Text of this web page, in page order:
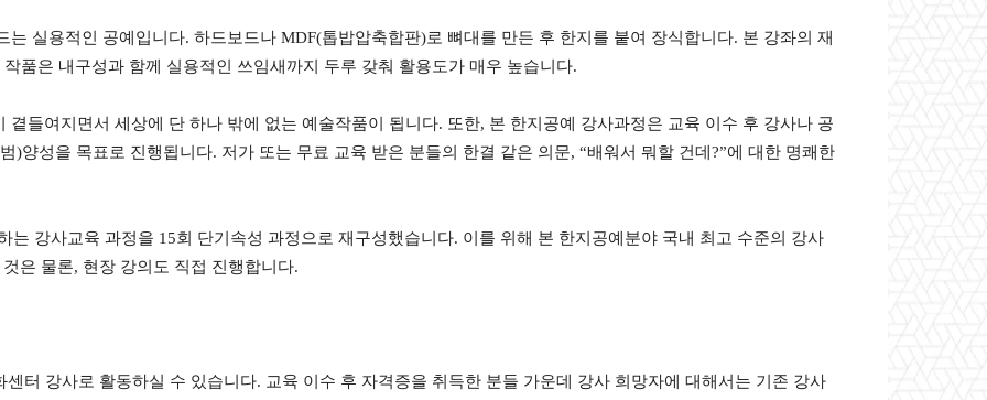
실용적인 공예입니다. 하드보드나 MDF(톱밥압축합판)로 뼈대를 만든 후 한지를 붙여 장식합니다. 본 강좌의 재
품은 내구성과 함께 실용적인 쓰임새까지 두루 갖춰 활용도가 매우 높습니다.
들여지면서 세상에 단 하나 밖에 없는 예술작품이 됩니다. 또한, 본 한지공예 강사과정은 교육 이수 후 강사나 공
)양성을 목표로 진행됩니다. 저가 또는 무료 교육 받은 분들의 한결 같은 의문, “배워서 뭐할 건데?”에 대한 명쾌한
는 강사교육 과정을 15회 단기속성 과정으로 재구성했습니다. 이를 위해 본 한지공예분야 국내 최고 수준의 강사
은 물론, 현장 강의도 직접 진행합니다.
터 강사로 활동하실 수 있습니다. 교육 이수 후 자격증을 취득한 분들 가운데 강사 희망자에 대해서는 기존 강사